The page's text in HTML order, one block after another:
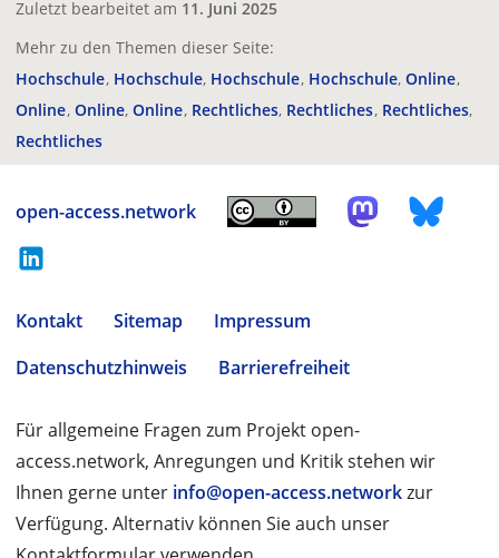
Zuletzt bearbeitet am 11. Juni 2025
Mehr zu den Themen dieser Seite:
Hochschule Hochschule Hochschule Hochschule Online
Online Online Online Rechtliches Rechtliches Rechtliches
Rechtliches
open-access.network
Kontakt Sitemap
Impressum
Datenschutzhinweis
Barrierefreiheit
Für allgemeine Fragen zum Projekt open-
access.network, Anregungen und Kritik stehen wir
Ihnen gerne unter info@open-access.networkzur
Verfügung. Alternativ können Sie auch unser